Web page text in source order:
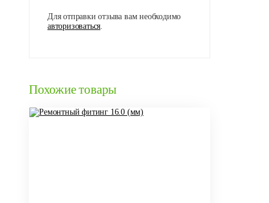
Для отправки отзыва вам необходимо
авторизоваться
Похожие товары